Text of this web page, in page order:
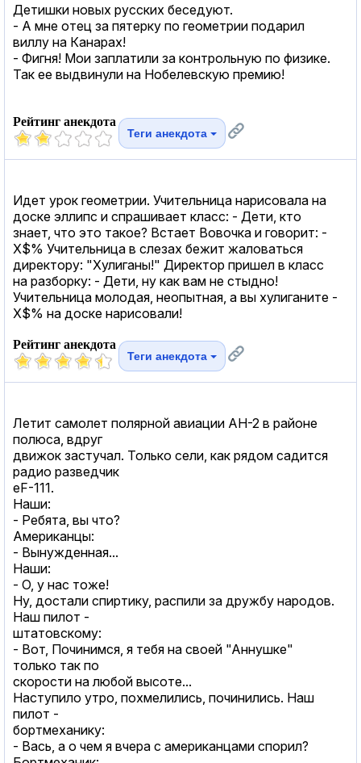
Детишки новых русских беседуют.
- А мне отец за пятерку по геометрии подарил
виллу на Канарах!
- Фигня! Мои заплатили за контрольную по физике.
Так ее выдвинули на Нобелевскую премию!
Рейтинг анекдота
Теги анекдота
Идет урок геометрии. Учительница нарисовала на
доске эллипс и спрашивает класс: - Дети, кто
знает, что это такое? Встает Вовочка и говорит: -
Х$% Учительница в слезах бежит жаловаться
директору: "Хулиганы!" Директор пришел в класс
на разборку: - Дети, ну как вам не стыдно!
Учительница молодая, неопытная, а вы хулиганите -
Х$% на доске нарисовали!
Рейтинг анекдота
Теги анекдота
Летит самолет полярной авиации АН-2 в районе
полюса, вдруг
движок застучал. Только сели, как рядом садится
радио разведчик
еF-111.
Наши:
- Ребята, вы что?
Американцы:
- Вынужденная...
Наши:
- О, у нас тоже!
Ну, достали спиртику, распили за дружбу народов.
Наш пилот -
штатовскому:
- Вот, Починимся, я тебя на своей "Аннушке"
только так по
скорости на любой высоте...
Наступило утро, похмелились, починились. Наш
пилот -
бортмеханику:
- Вась, а о чем я вчера с американцами спорил?